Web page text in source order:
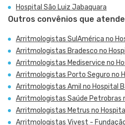
Hospital São Luiz Jabaquara
Outros convênios que
Arritmologistas SulAmérica no
Arritmologistas Bradesco no
Arritmologistas Mediservice no
Arritmologistas Porto Seguro no
Arritmologistas Amil no Hospital
Arritmologistas Saúde Petrobras
Arritmologistas Metrus no
Arritmologistas Vivest -